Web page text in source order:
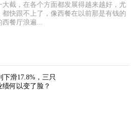
截，在各个方面都发展得越来越好，尤
快跟不上了，像西餐在以前那是有钱的
餐厅浪遍...